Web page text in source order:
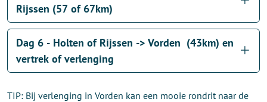
Rijssen (57 of 67km)
Dag 6 - Holten of Rijssen -> Vorden (43km) en
vertrek of verlenging
TIP: Bij verlenging in Vorden kan een mooie rondrit naar de